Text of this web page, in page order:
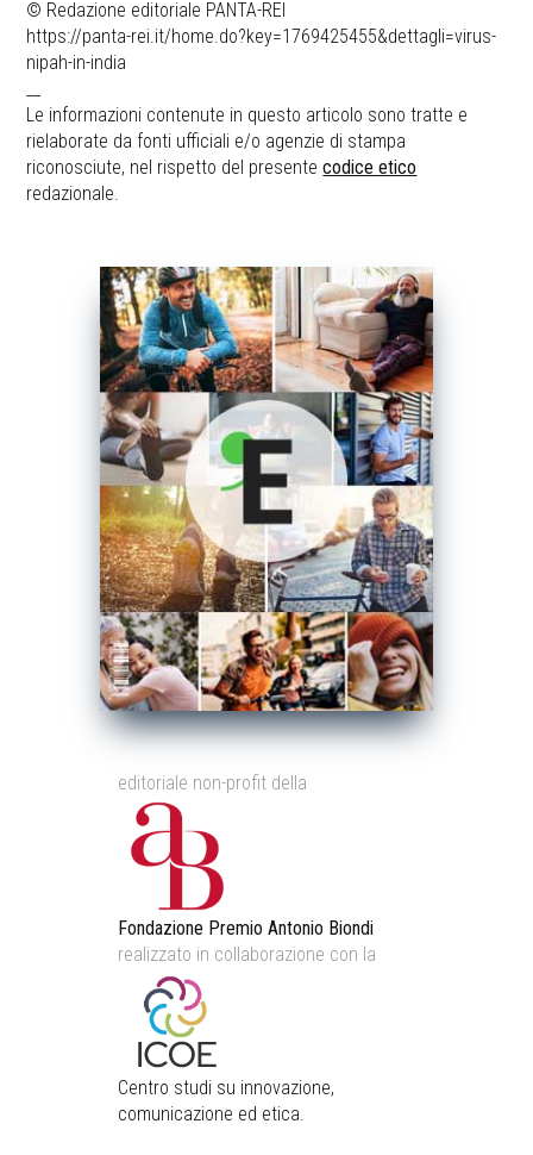
© Redazione editoriale PANTA-REI
https://panta-rei.it/home.do?key=1769425455&dettagli=virus-
nipah-in-india
Le informazioni contenute in questo articolo sono tratte e
rielaborate da fonti ufficiali e/o agenzie di stampa
riconosciute, nel rispetto del presentecodice etico
redazionale.
editoriale non-profit della
Fondazione Premio Antonio Biondi
realizzato in collaborazione con la
Centro studi su innovazione,
comunicazione ed etica.